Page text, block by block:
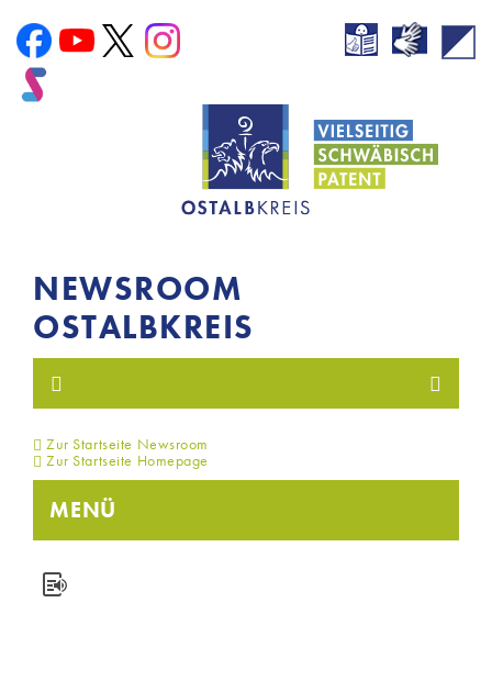
NEWSROOM
OSTALBKREIS
Zur Startseite Newsroom
Zur Startseite Homepage
MENÜ